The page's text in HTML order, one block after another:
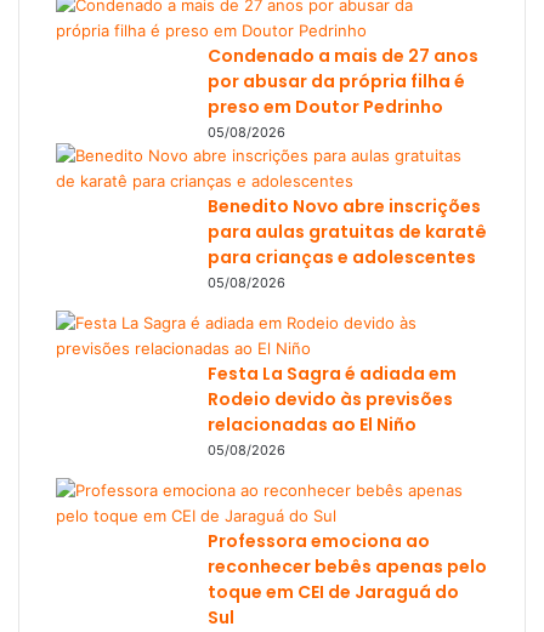
Condenado a mais de 27 anos
por abusar da própria filha é
preso em Doutor Pedrinho
05/08/2026
Benedito Novo abre inscrições
para aulas gratuitas de karatê
para crianças e adolescentes
05/08/2026
Festa La Sagra é adiada em
Rodeio devido às previsões
relacionadas ao El Niño
05/08/2026
Professora emociona ao
reconhecer bebês apenas pelo
toque em CEI de Jaraguá do
Sul